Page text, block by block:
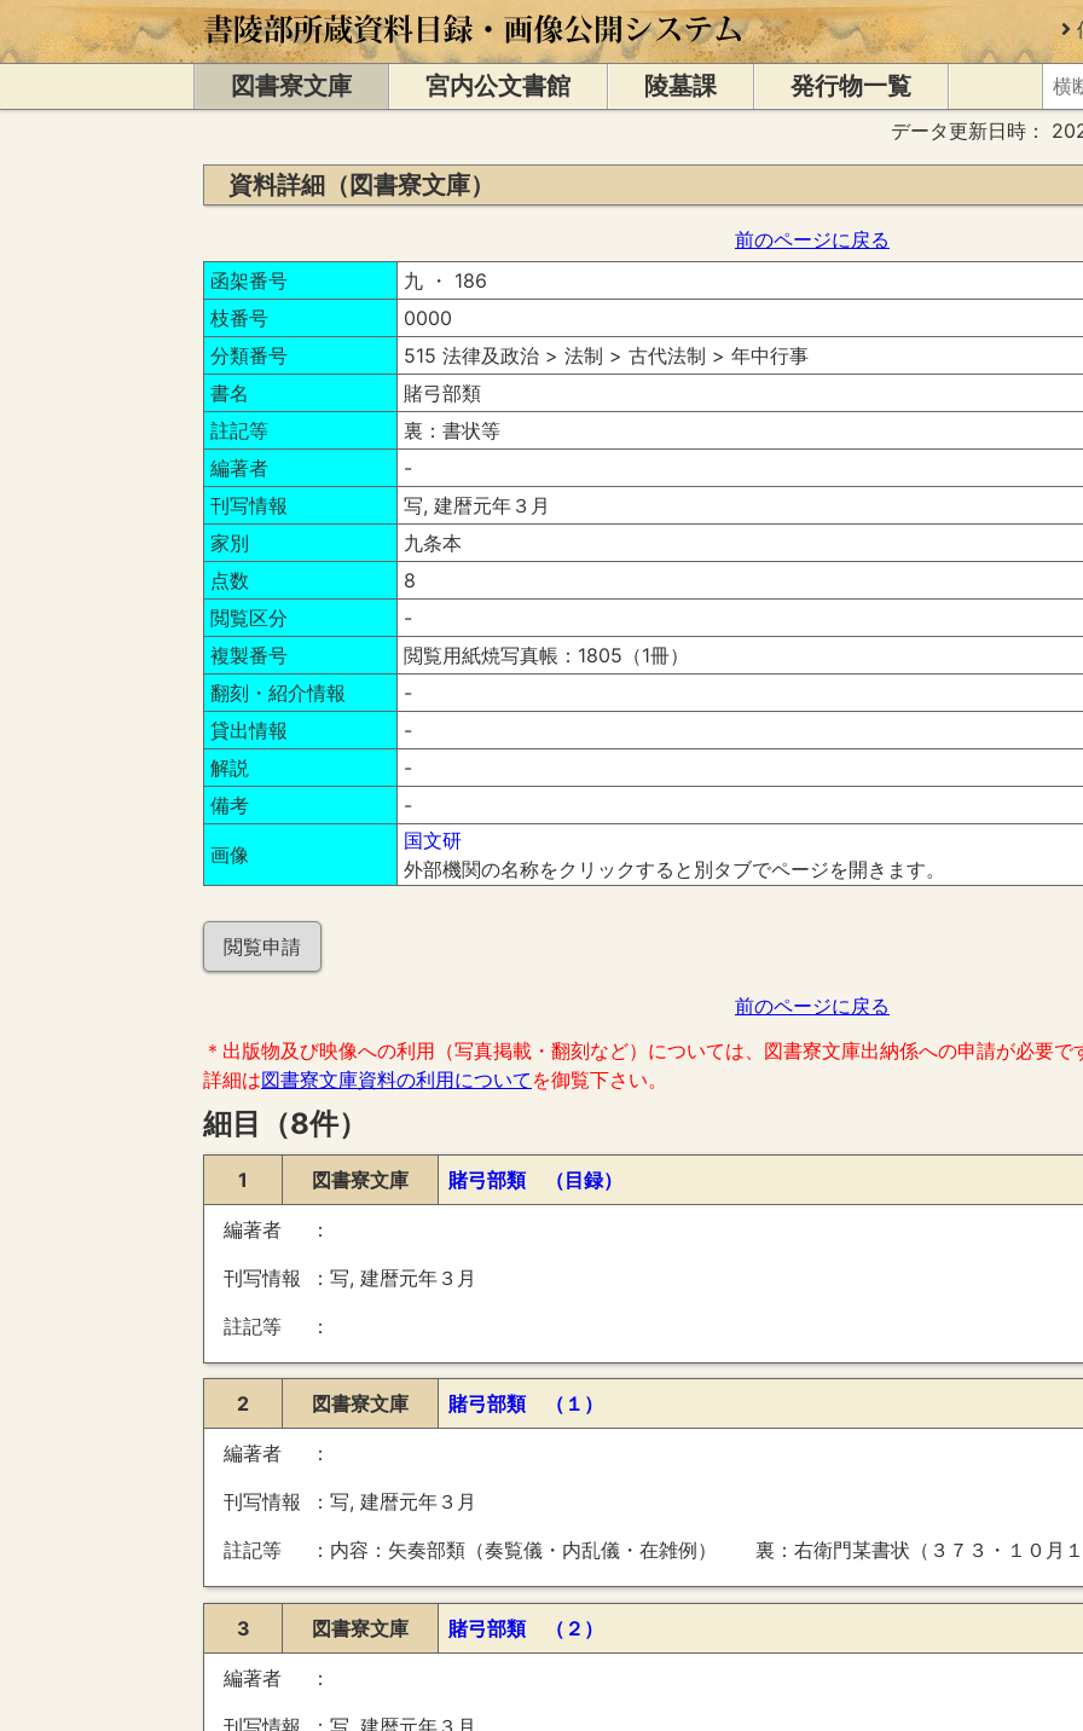
図書寮文庫 宮内公文書館 陵墓課 発行物一覧
データ更新日時：
資料詳細（図書寮文庫）
前のページに戻る
函架番号
九 ・ 186
枝番号
0000
分類番号
515 法律及政治 > 法制 > 古代法制 > 年中行事
書名
賭弓部類
註記等
裏：書状等
編著者
-
刊写情報
写, 建暦元年３月
家別
九条本
点数
8
閲覧区分
-
複製番号
閲覧用紙焼写真帳：1805（1冊）
翻刻・紹介情報
-
貸出情報
-
解説
-
備考
-
画像
国文研
外部機関の名称をクリックすると別タブでページを開きます。
閲覧申請
前のページに戻る
＊出版物及び映像への利用（写真掲載・翻刻など）については、図書寮文庫出納係への申請が必要で
詳細は図書寮文庫資料の利用について を御覧下さい。
細目（8件）
1 図書寮文庫 賭弓部類 （目録）
編著者
刊写情報
写, 建暦元年３月
註記等
2 図書寮文庫 賭弓部類 （１）
編著者
刊写情報
写, 建暦元年３月
註記等
内容：矢奏部類（奏覧儀・内乱儀・在雑例） 裏：右衛門某書状（３７３・１０月１３日・（前欠））、前備前守源仲国書状（３７４・１０月２１日・飛鳥井雅経宛・木工宗包訴訟）、某書状（３７５・１０月２２日）、同（３７６・９月１２日・（前欠）・院御領上野国吾妻荘領家訴訟）、同（３７７・（後欠））、同（３７８・ １４日・（前欠）・藤少将宛）、
3 図書寮文庫 賭弓部類 （２）
編著者